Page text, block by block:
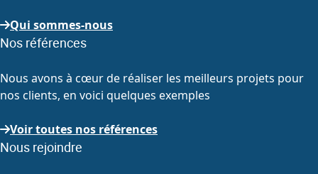
Qui sommes-nous
Nos références
Nous avons à cœur de réaliser les meilleurs projets pour
nos clients, en voici quelques exemples
Voir toutes nos références
Nous rejoindre